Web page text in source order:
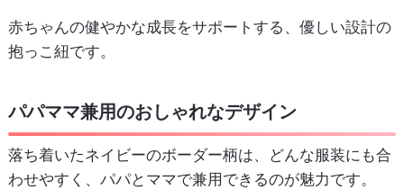
赤ちゃんの健やかな成長をサポートする、優しい設計の
抱っこ紐です。
パパママ兼用のおしゃれなデザイン
落ち着いたネイビーのボーダー柄は、どんな服装にも合
わせやすく、パパとママで兼用できるのが魅力です。